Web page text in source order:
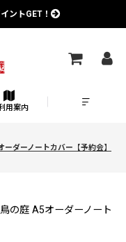
ントGET！
用案内
ダーノートカバー【予約会】
の庭 A5オーダーノート